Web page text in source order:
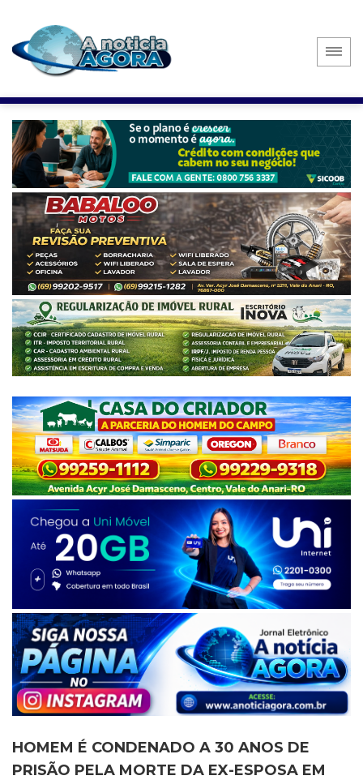
HOMEM É CONDENADO A 30 ANOS DE
PRISÃO PELA MORTE DA EX-ESPOSA EM